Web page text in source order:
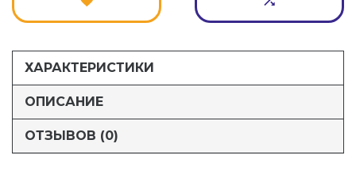
ХАРАКТЕРИСТИКИ
ОПИСАНИЕ
ОТЗЫВОВ (0)